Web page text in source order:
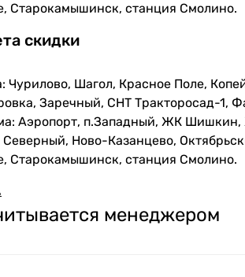
Старокамышинск, станция Смолино.
скидки
Чурилово, Шагол, Красное Поле,
Заречный, СНТ Тракторосад-1,
Аэропорт, п.Западный, ЖК
Ново-Казанцево,
Старокамышинск, станция Смолино.
менеджером